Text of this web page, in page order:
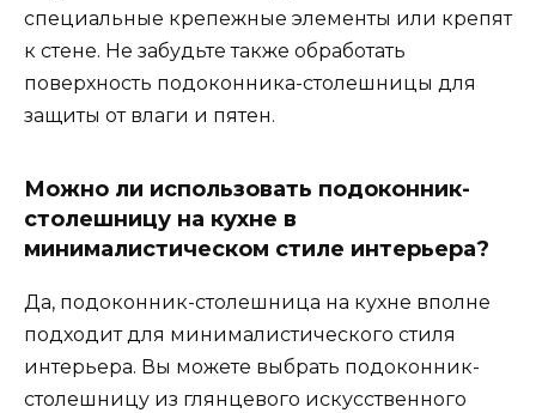
специальные крепежные элементы или крепят
к стене. Не забудьте также обработать
поверхность подоконника-столешницы для
защиты от влаги и пятен.
Можно ли использовать подоконник-
столешницу на кухне в
минималистическом стиле интерьера?
Да, подоконник-столешница на кухне вполне
подходит для минималистического стиля
интерьера. Вы можете выбрать подоконник-
столешницу из глянцевого искусственного